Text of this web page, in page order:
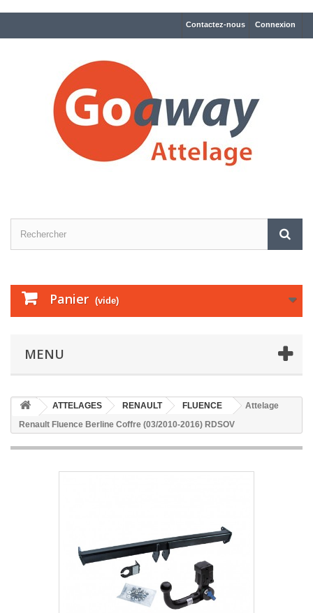
Connexion
Contactez-nous
Panier (vide)
MENU
ATTELAGES RENAULT FLUENCE
Attelage
Renault Fluence Berline Coffre (03/2010-2016) RDSOV